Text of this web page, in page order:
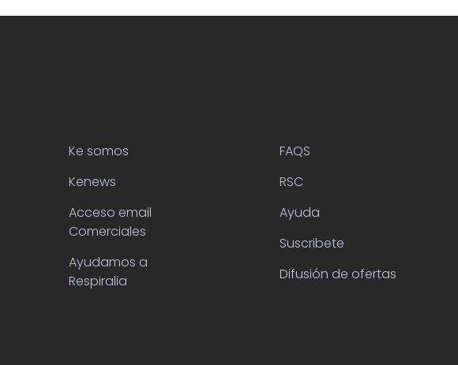
Ke somos
Kenews
Acceso email
Comerciales
Ayudamos a
Respiralia
FAQS
RSC
Ayuda
Suscribete
Difusión de ofertas